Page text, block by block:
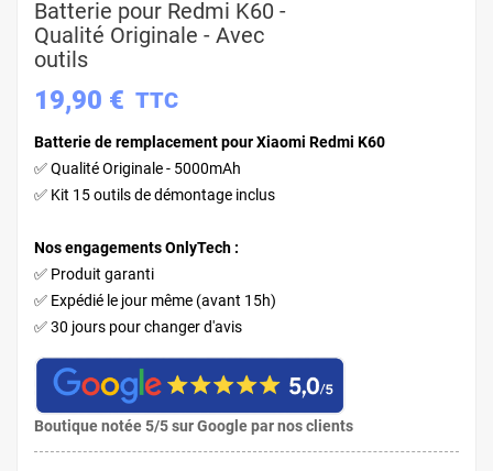
Batterie pour Redmi K60 -
Qualité Originale - Avec
outils
19,90 € TTC
Batterie de remplacement pour Xiaomi Redmi K60
✅ Qualité Originale - 5000mAh
✅ Kit 15 outils de démontage inclus
Nos engagements OnlyTech :
✅ Produit garanti
✅ Expédié le jour même (avant 15h)
✅ 30 jours pour changer d'avis
Boutique notée 5/5 sur Google par nos clients